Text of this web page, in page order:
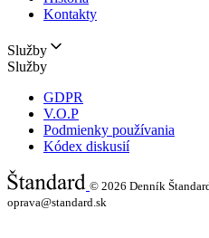
Kontakty
Služby
Služby
GDPR
V.O.P
Podmienky používania
Kódex diskusií
© 2026 Denník
oprava@standard.sk